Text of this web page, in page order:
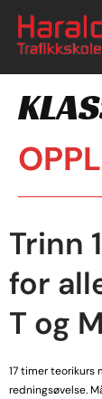
Trinn
for
T og
17 timer teorikurs
redningsøvelse.